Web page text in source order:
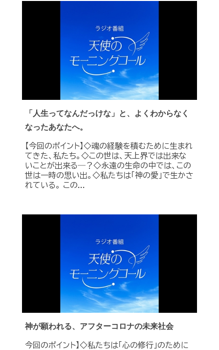
「人生ってなんだっけな」と、よくわからなく
なったあなたへ。
【今回のポイント】◇魂の経験を積むために生まれ
てきた、私たち。◇この世は、天上界では出来な
いことが出来る―？◇永遠の生命の中では、この
世は一時の思い出。◇私たちは「神の愛」で生かさ
れている。 この...
神が願われる、アフターコロナの未来社会
今回のポイント】◇私たちは「心の修行」のために